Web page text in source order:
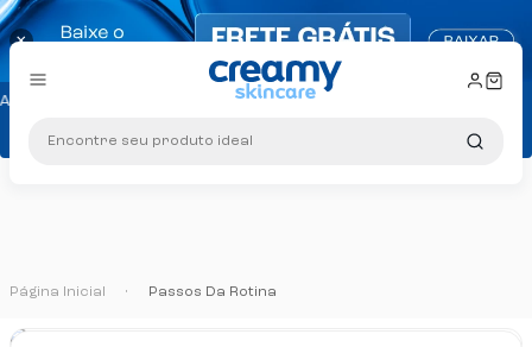
× 10%
Encontre seu produto ideal
Página Inicial • Passos Da Rotina